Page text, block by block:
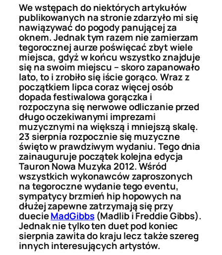
We wstępach do niektórych artykułów
publikowanych na stronie zdarzyło mi się
nawiązywać do pogody panującej za
oknem. Jednak tym razem nie zamierzam
tegorocznej aurze poświęcać zbyt wiele
miejsca, gdyż w końcu wszystko znajduje
się na swoim miejscu – skoro zapanowało
lato, to i zrobiło się iście gorąco. Wraz z
początkiem lipca coraz więcej osób
dopada festiwalowa gorączka i
rozpoczyna się nerwowe odliczanie przed
długo oczekiwanymi imprezami
muzycznymi na większą i mniejszą skalę.
23 sierpnia rozpocznie się muzyczne
święto w prawdziwym wydaniu. Tego dnia
zainauguruje początek kolejna edycja
Tauron Nowa Muzyka 2012. Wśród
wszystkich wykonawców zaproszonych
na tegoroczne wydanie tego eventu,
sympatycy brzmień hip hopowych na
dłużej zapewne zatrzymają się przy
duecieMadGibbs(Madlib i Freddie Gibbs).
Jednak nie tylko ten duet pod koniec
sierpnia zawita do kraju lecz także szereg
innych interesujących artystów.